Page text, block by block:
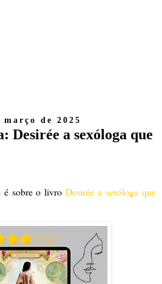
de 2025
Desirée a sexóloga que
é sobre o livroDesirée a sexóloga que